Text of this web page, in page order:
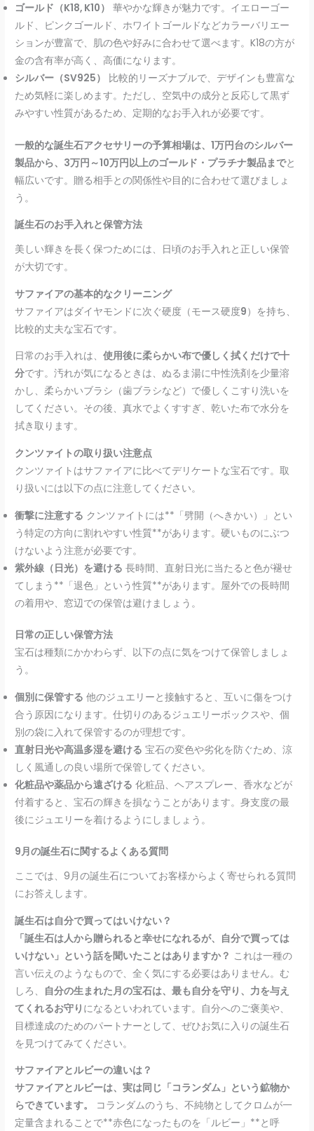
ゴールド（K18, K10）
華やかな輝きが魅力です。イエローゴー
ルド、ピンクゴールド、ホワイトゴールドなどカラーバリエー
ションが豊富で、肌の色や好みに合わせて選べます。K18の方が
金の含有率が高く、高価になります。
シルバー（SV925）
比較的リーズナブルで、デザインも豊富な
ため気軽に楽しめます。ただし、空気中の成分と反応して黒ず
みやすい性質があるため、定期的なお手入れが必要です。
一般的な誕生石アクセサリーの予算相場は、1万円台のシルバー
製品から、3万円～10万円以上のゴールド・プラチナ製品までと
幅広いです。贈る相手との関係性や目的に合わせて選びましょ
う。
誕生石のお手入れと保管方法
美しい輝きを長く保つためには、日頃のお手入れと正しい保管
が大切です。
サファイアの基本的なクリーニング
サファイアはダイヤモンドに次ぐ硬度（モース硬度9）を持ち、
比較的丈夫な宝石です。
日常のお手入れは、使用後に柔らかい布で優しく拭くだけで十
分です。汚れが気になるときは、ぬるま湯に中性洗剤を少量溶
かし、柔らかいブラシ（歯ブラシなど）で優しくこすり洗いを
してください。その後、真水でよくすすぎ、乾いた布で水分を
拭き取ります。
クンツァイトの取り扱い注意点
クンツァイトはサファイアに比べてデリケートな宝石です。取
り扱いには以下の点に注意してください。
衝撃に注意する クンツァイトには**「劈開（へきかい）」とい
う特定の方向に割れやすい性質**があります。硬いものにぶつ
けないよう注意が必要です。
紫外線（日光）を避ける 長時間、直射日光に当たると色が褪せ
てしまう**「退色」という性質**があります。屋外での長時間
の着用や、窓辺での保管は避けましょう。
日常の正しい保管方法
宝石は種類にかかわらず、以下の点に気をつけて保管しましょ
う。
個別に保管する 他のジュエリーと接触すると、互いに傷をつけ
合う原因になります。仕切りのあるジュエリーボックスや、個
別の袋に入れて保管するのが理想です。
直射日光や高温多湿を避ける 宝石の変色や劣化を防ぐため、涼
しく風通しの良い場所で保管してください。
化粧品や薬品から遠ざける 化粧品、ヘアスプレー、香水などが
付着すると、宝石の輝きを損なうことがあります。身支度の最
後にジュエリーを着けるようにしましょう。
9月の誕生石に関するよくある質問
ここでは、9月の誕生石についてお客様からよく寄せられる質問
にお答えします。
誕生石は自分で買ってはいけない？
「誕生石は人から贈られると幸せになれるが、自分で買っては
いけない」という話を聞いたことはありますか？ これは一種の
言い伝えのようなもので、全く気にする必要はありません。む
しろ、
自分の生まれた月の宝石は、最も自分を守り、力を与え
てくれるお守り になるといわれています。自分へのご褒美や、
目標達成のためのパートナーとして、ぜひお気に入りの誕生石
を見つけてみてください。
サファイアとルビーの違いは？
サファイアとルビーは、実は同じ「コランダム」という鉱物か
らできています。
コランダムのうち、不純物としてクロムが一
定量含まれることで**赤色になったものを「ルビー」**と呼